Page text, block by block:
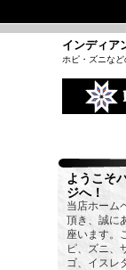
インディア
ホピ・ズニな
ようこそ
ジへ！
当店ホーム
頂き、誠に
座います。
ピ、ズニ、
ゴ、イスレ